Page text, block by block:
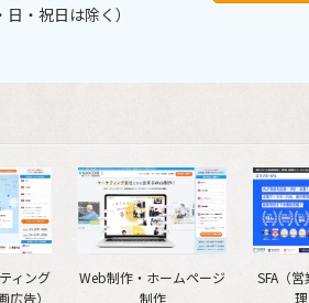
・祝日は除く）
ィング
広告）
Web制作・ホームページ
制作
SFA（